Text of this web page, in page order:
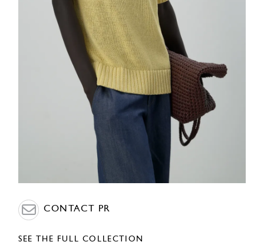
CONTACT PR
SEE THE FULL COLLECTION